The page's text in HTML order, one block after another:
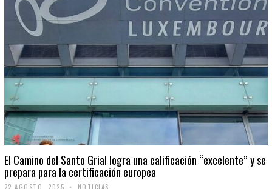
El Camino del Santo Grial logra una calificación “excelente” y se
prepara para la certificación europea